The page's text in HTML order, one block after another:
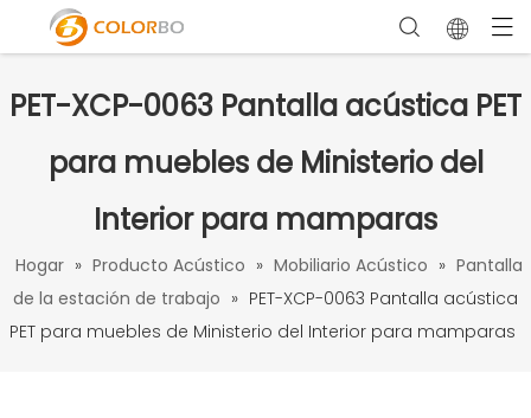
PET-XCP-0063 Pantalla acústica PET
para muebles de Ministerio del
Interior para mamparas
Hogar » Producto Acústico » Mobiliario Acústico » Pantalla
de la estación de trabajo » PET-XCP-0063 Pantalla acústica
PET para muebles de Ministerio del Interior para mamparas